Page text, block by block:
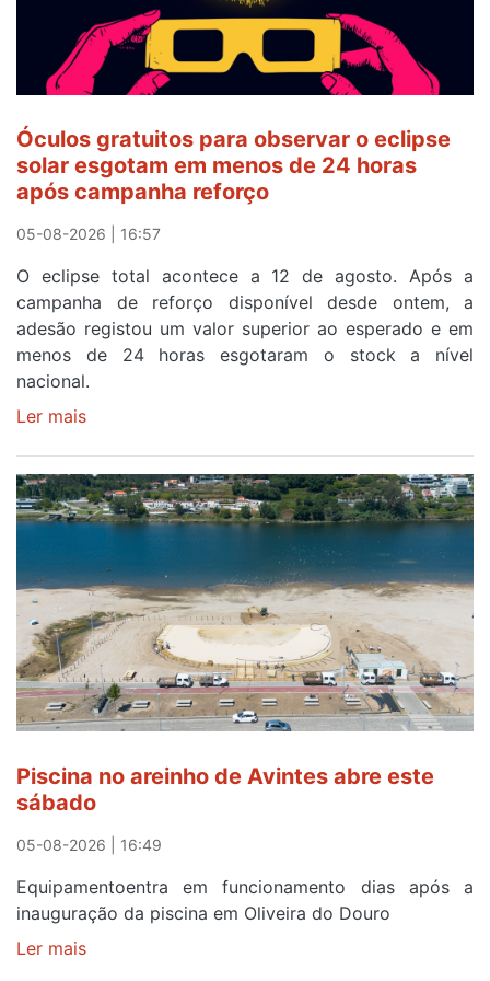
ser
o
quarto
a
a
meta
em
Sintra
primeira
etapa
da
87ª
Volta
Óculos gratuitos para observar o eclipse
solar esgotam em menos de 24 horas
após campanha reforço
05-08-2026 | 16:57
O eclipse total acontece a 12 de agosto. Após a
campanha de reforço disponível desde ontem, a
adesão registou um valor superior ao esperado e em
menos de 24 horas esgotaram o stock a nível
nacional.
Ler mais
gratuitos
para
observar
eclipse
solar
esgotam
em
menos
de
24
após
campanha
reforço
Piscina no areinho de Avintes abre este
sábado
05-08-2026 | 16:49
Equipamentoentra em funcionamento dias após a
inauguração da piscina em Oliveira do Douro
Ler mais